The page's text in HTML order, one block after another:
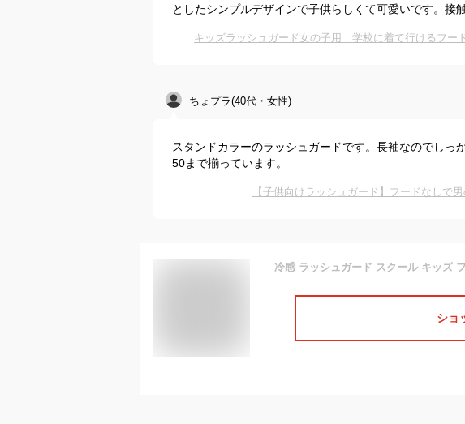
としたシンプルデザインで子供らしくて可愛いです。接
キッズラッシュガード女の子用｜学校に着て行けるフー
ちょプラ(40代・女性)
スタンドカラーのラッシュガードです。長袖なのでしっ
50まで揃っています。
【子供向けラッシュガード】フードなしで
ショ